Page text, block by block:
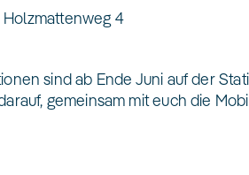
4
sind ab Ende Juni auf der
gemeinsam mit euch die